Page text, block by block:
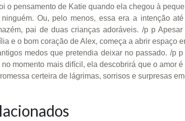
o pensamento de Katie quando ela chegou à
Ou, pelo menos, essa era a intenção
pai de duas crianças adoráveis. /p p
e o bom coração de Alex, começa a abrir espaço
medos que pretendia deixar no passado. /p
momento mais difícil, ela descobrirá que o amor
certeira de lágrimas, sorrisos e surpresas